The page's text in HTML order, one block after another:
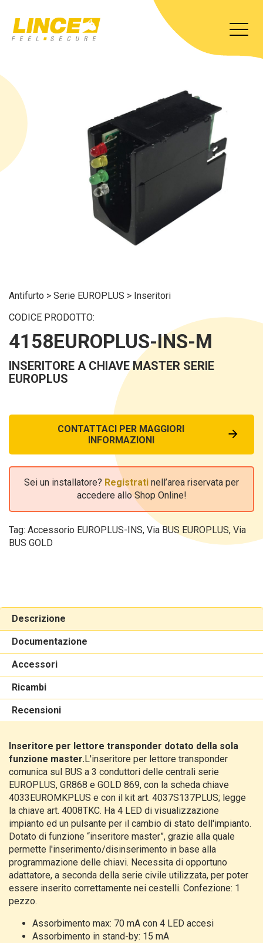
Antifurto > Serie EUROPLUS > Inseritori
CODICE PRODOTTO:
4158EUROPLUS-INS-M
INSERITORE A CHIAVE MASTER SERIE
EUROPLUS
CONTATTACI PER MAGGIORI
INFORMAZIONI
Sei un installatore? Registrati nell’area riservata per
accedere allo Shop Online!
Tag: Accessorio EUROPLUS-INS, Via BUS EUROPLUS, Via
BUS GOLD
Descrizione
Documentazione
Accessori
Ricambi
Recensioni
Inseritore per lettore transponder dotato della sola
funzione master.​L'inseritore per lettore transponder
comunica sul BUS a 3 conduttori delle centrali serie
EUROPLUS, GR868 e GOLD 869, con la scheda chiave
4033EUROMKPLUS e con il kit art. 4037S137PLUS; legge
la chiave art. 4008TKC. Ha 4 LED di visualizzazione
impianto ed un pulsante per il cambio di stato dell'impianto.
Dotato di funzione “inseritore master”, grazie alla quale
permette l'inserimento/disinserimento in base alla
programmazione delle chiavi. Necessita di opportuno
adattatore, a seconda della serie civile utilizzata, per poter
essere inserito correttamente nei cestelli. Confezione: 1
pezzo.
Assorbimento max: 70 mA con 4 LED accesi
Assorbimento in stand-by: 15 mA